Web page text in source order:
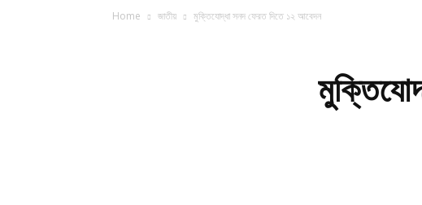
Home জাতীয় মুক্তিযোদ্ধা সনদ ফেরত দিতে ১২ আবেদন